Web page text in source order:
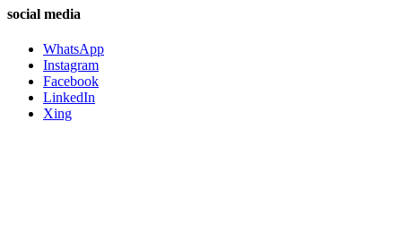
social media
WhatsApp
Instagram
Facebook
LinkedIn
Xing